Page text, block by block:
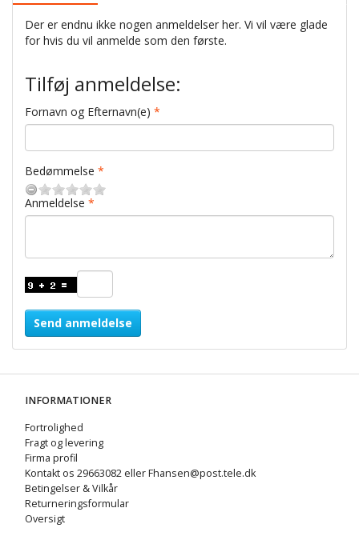
Der er endnu ikke nogen anmeldelser her. Vi vil være glade
for hvis du vil anmelde som den første.
Tilføj anmeldelse:
Fornavn og Efternavn(e)
Bedømmelse
Anmeldelse
Send anmeldelse
INFORMATIONER
Fortrolighed
Fragt og levering
Firma profil
Kontakt os 29663082 eller Fhansen@post.tele.dk
Betingelser & Vilkår
Returneringsformular
Oversigt